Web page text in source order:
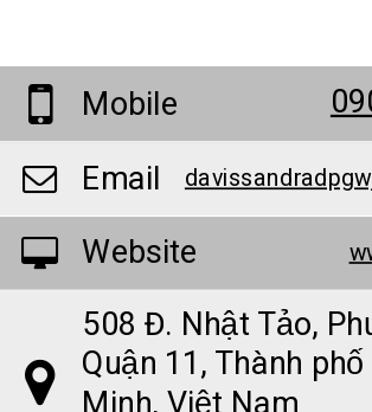
Mobile
Email
Website
508 Đ. Nhật Tảo,
Quận 11, Thành